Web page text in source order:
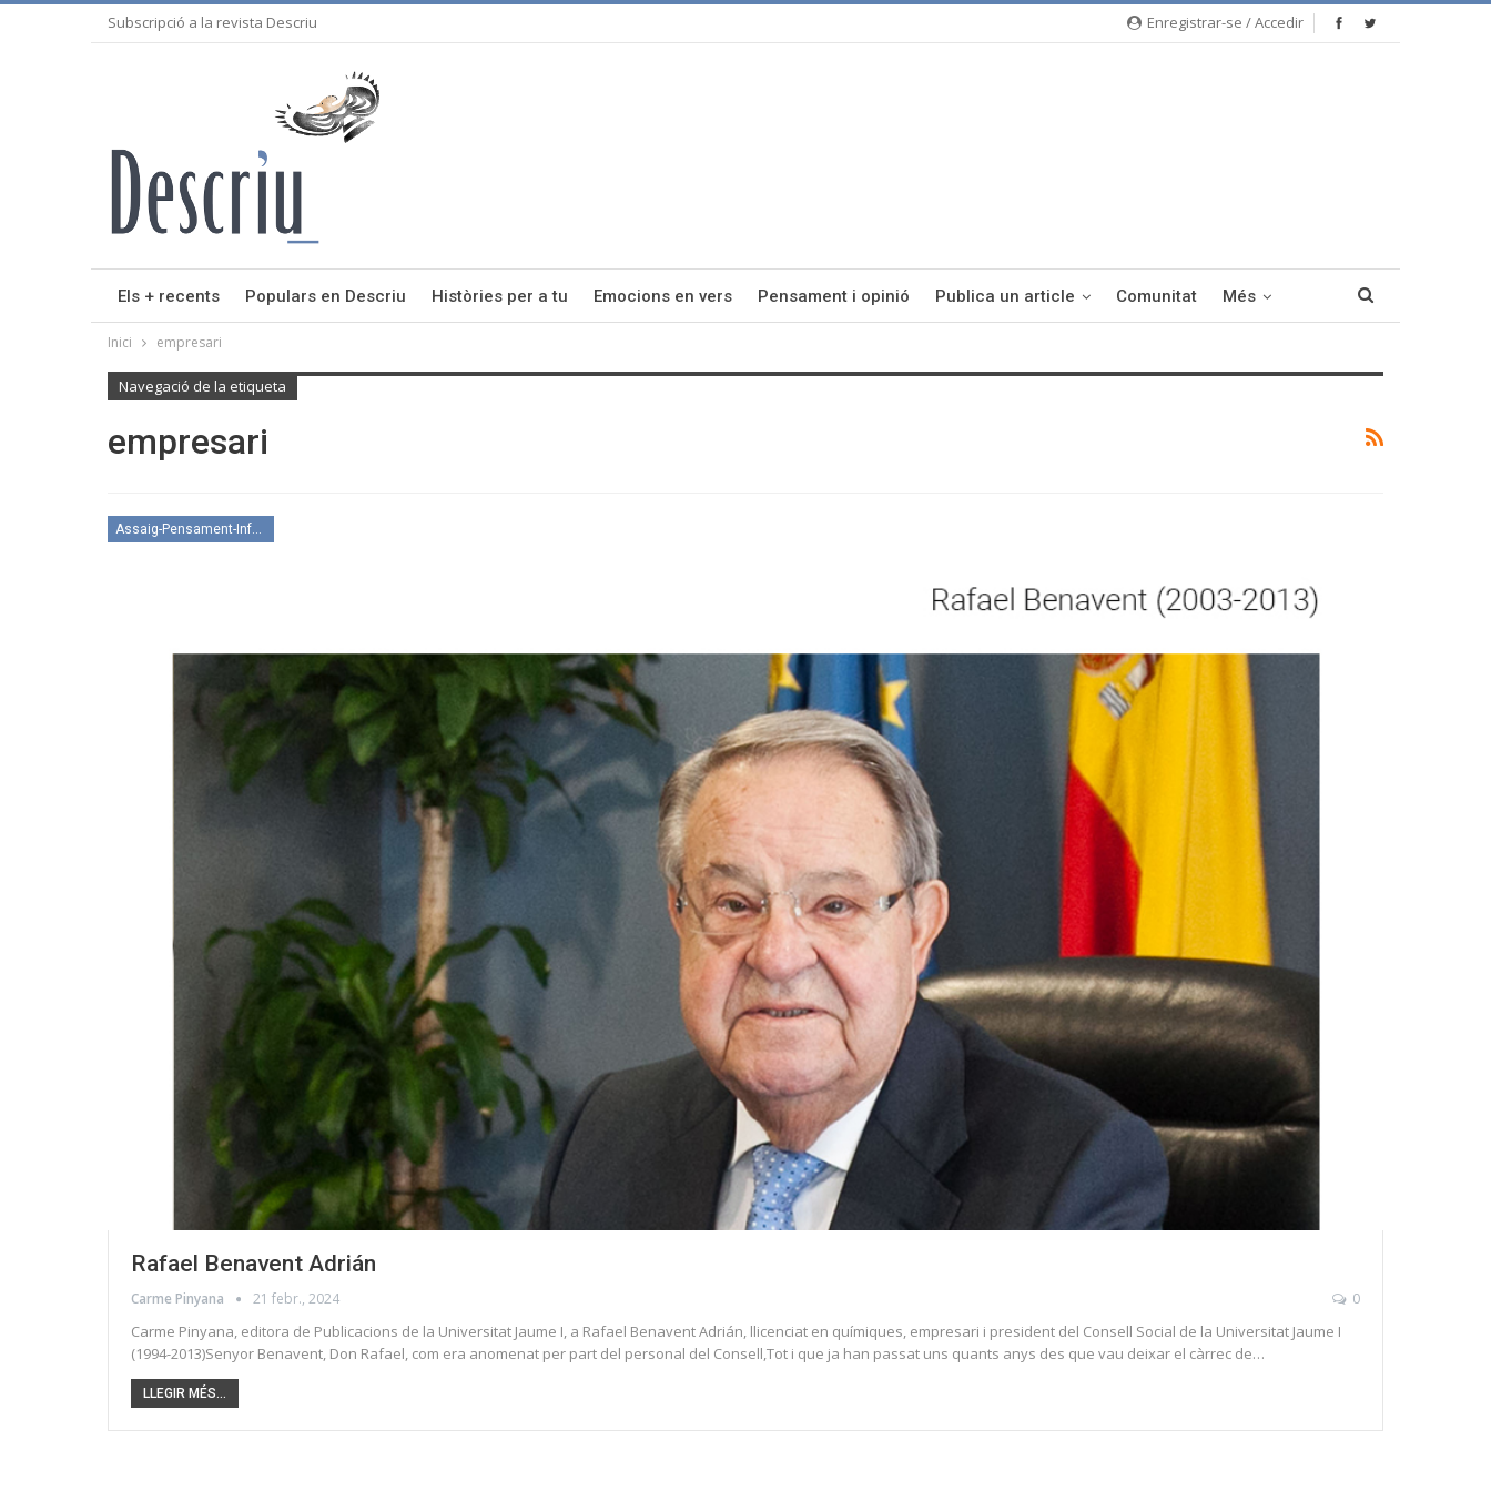
Enregistrar-se / Accedir
Subscripció a la revista Descriu
Els + recents Populars en Descriu Històries per a tu Emocions en vers Pensament i opinió Publica un article Comunitat Més
Inici empresari
Navegació de la etiqueta
empresari
Assaig-Pensament-Informació
Rafael Benavent Adrián
Carme Pinyana 21 febr., 2024 0
Carme Pinyana, editora de Publicacions de la Universitat Jaume I, a Rafael Benavent Adrián, llicenciat en químiques, empresari i president del Consell Social de la Universitat Jaume I
(1994-2013)Senyor Benavent, Don Rafael, com era anomenat per part del personal del Consell,Tot i que ja han passat uns quants anys des que vau deixar el càrrec de…
LLEGIR MÉS...